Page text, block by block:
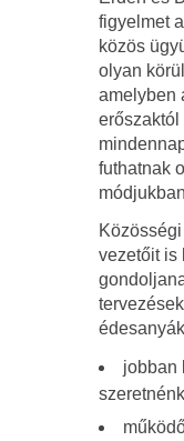
figyelmet
közös
olyan
amelyben
erőszaktól
futhatnak
vezetőit is
jobban